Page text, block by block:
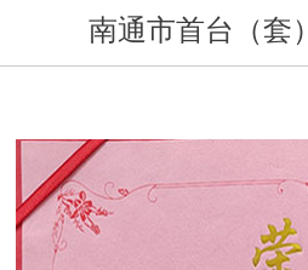
南通市首台（套